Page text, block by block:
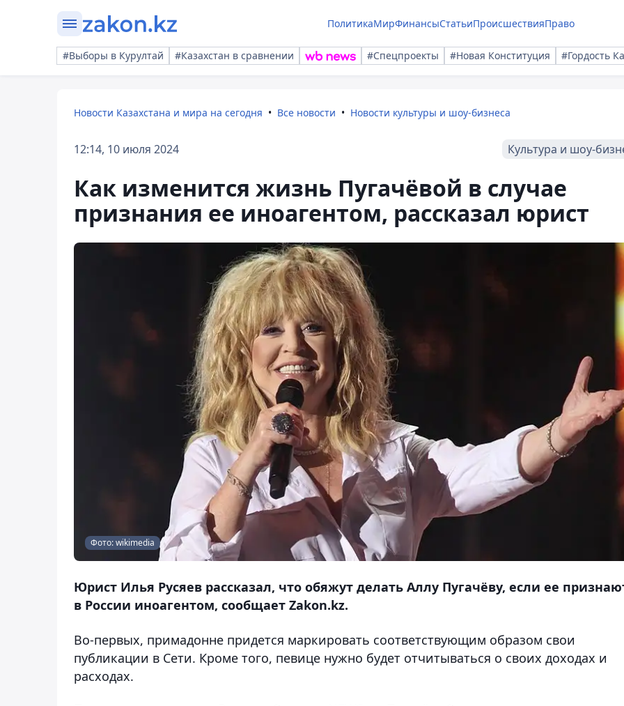
ПолитикаМирФинансыСтатьиПроисшествияПраво
#Выборы в Курултай #Казахстан в сравнении #Спецпроекты #Новая Конституция #Гордость
Новости Казахстана и мира на сегодня Все новости Новости культуры и шоу-бизнеса
12:14, 10 июля 2024 Культура и шоу-
Как изменится жизнь Пугачёвой в случае
признания ее иноагентом, рассказал юрист
Фото: wikimedia
Юрист Илья Русяев рассказал, что обяжут делать Аллу Пугачёву, если ее
в России иноагентом, сообщает Zakon.kz.
Во-первых, примадонне придется маркировать соответствующим образом свои
публикации в Сети. Кроме того, певице нужно будет отчитываться о своих доходах и
расходах.